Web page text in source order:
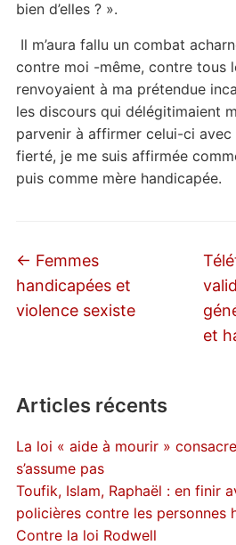
Articles récents
La loi « aide à mourir »
s’assume pas
Toufik, Islam, Raphaël : en finir
policières contre les personnes
Contre la loi Rodwell
bien d’elles ? ».
Il m’aura fallu un combat
contre moi -même, contre tous
renvoyaient à ma prétendue
les discours qui délégitimaient
parvenir à affirmer celui-ci
fierté, je me suis affirmée
puis comme mère handicapée.
← Femmes
handicapées et
violence sexiste
et